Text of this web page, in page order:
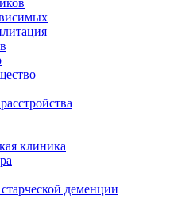
клиника
деменции